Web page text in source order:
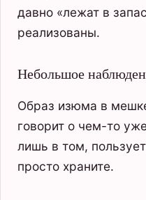
давно «лежат в
реализованы.
Небольшое
Образ изюма в
говорит о чем-то
лишь в том,
просто храните.